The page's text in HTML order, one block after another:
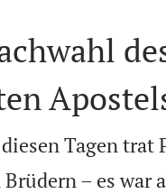
Tagen trat
– es war